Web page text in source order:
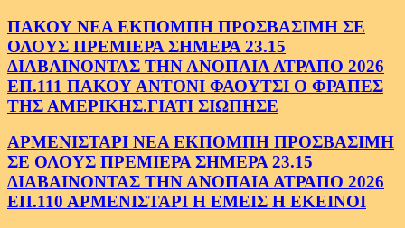
ΠΑΚΟΥ ΝΕΑ ΕΚΠΟΜΠΗ ΠΡΟΣΒΑΣΙΜΗ ΣΕ
ΟΛΟΥΣ ΠΡΕΜΙΕΡΑ ΣΗΜΕΡΑ 23.15
ΔΙΑΒΑΙΝΟΝΤΑΣ ΤΗΝ ΑΝΟΠΑΙΑ ΑΤΡΑΠΟ 2026
ΕΠ.111 ΠΑΚΟΥ ΑΝΤΟΝΙ ΦΑΟΥΤΣΙ Ο ΦΡΑΠΕΣ
ΤΗΣ ΑΜΕΡΙΚΗΣ.ΓΙΑΤΙ ΣΙΩΠΗΣΕ
ΑΡΜΕΝΙΣΤΑΡΙ ΝΕΑ ΕΚΠΟΜΠΗ ΠΡΟΣΒΑΣΙΜΗ
ΣΕ ΟΛΟΥΣ ΠΡΕΜΙΕΡΑ ΣΗΜΕΡΑ 23.15
ΔΙΑΒΑΙΝΟΝΤΑΣ ΤΗΝ ΑΝΟΠΑΙΑ ΑΤΡΑΠΟ 2026
ΕΠ.110 ΑΡΜΕΝΙΣΤΑΡΙ Η ΕΜΕΙΣ Η ΕΚΕΙΝΟΙ